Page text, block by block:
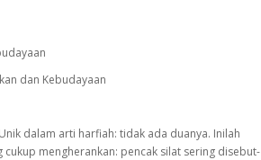
dan Kebudayaan
dalam arti harfiah: tidak ada duanya. Inilah
cukup mengherankan: pencak silat sering disebut-